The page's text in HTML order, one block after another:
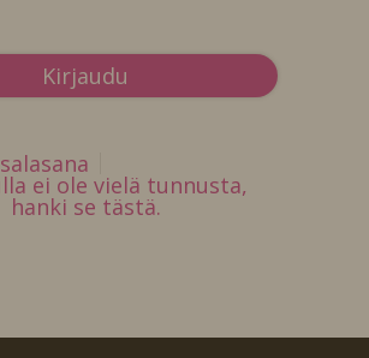
ei ole vielä tunnusta,
hanki se tästä.